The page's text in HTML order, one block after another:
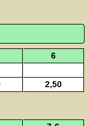
6
2,50